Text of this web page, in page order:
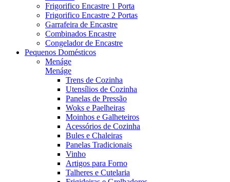
Frigorifico Encastre 1 Porta
Frigorifico Encastre 2 Portas
Garrafeira de Encastre
Combinados Encastre
Congelador de Encastre
Pequenos Domésticos
Menáge
Menáge
Trens de Cozinha
Utensílios de Cozinha
Panelas de Pressão
Woks e Paelheiras
Moinhos e Galheteiros
Acessórios de Cozinha
Bules e Chaleiras
Panelas Tradicionais
Vinho
Artigos para Forno
Talheres e Cutelaria